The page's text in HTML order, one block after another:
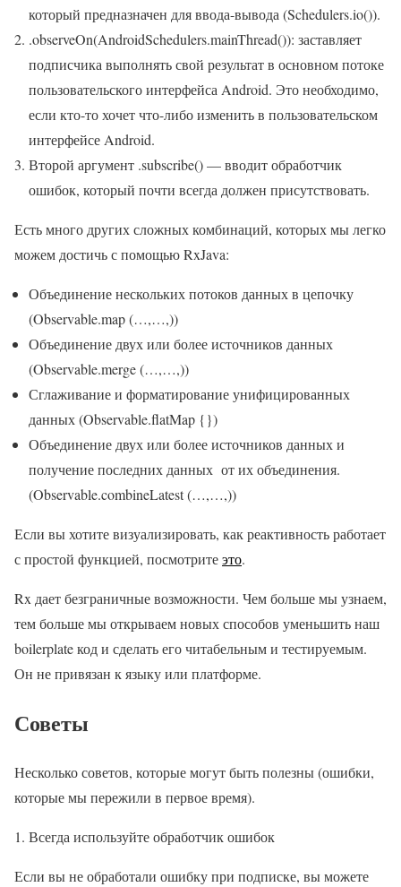
который предназначен для ввода-вывода (Schedulers.io()).
.observeOn(AndroidSchedulers.mainThread()): заставляет
подписчика выполнять свой результат в основном потоке
пользовательского интерфейса Android. Это необходимо,
если кто-то хочет что-либо изменить в пользовательском
интерфейсе Android.
Второй аргумент .subscribe() — вводит обработчик
ошибок, который почти всегда должен присутствовать.
Есть много других сложных комбинаций, которых мы легко
можем достичь с помощью RxJava:
Объединение нескольких потоков данных в цепочку
(Observable.map (…,…,))
Объединение двух или более источников данных
(Observable.merge (…,…,))
Сглаживание и форматирование унифицированных
данных (Observable.flatMap {})
Объединение двух или более источников данных и
получение последних данных от их объединения.
(Observable.combineLatest (…,…,))
Если вы хотите визуализировать, как реактивность работает
с простой функцией, посмотритеэто.
Rx дает безграничные возможности. Чем больше мы узнаем,
тем больше мы открываем новых способов уменьшить наш
boilerplate код и сделать его читабельным и тестируемым.
Он не привязан к языку или платформе.
Советы
Несколько советов, которые могут быть полезны (ошибки,
которые мы пережили в первое время).
1. Всегда используйте обработчик ошибок
Если вы не обработали ошибку при подписке, вы можете